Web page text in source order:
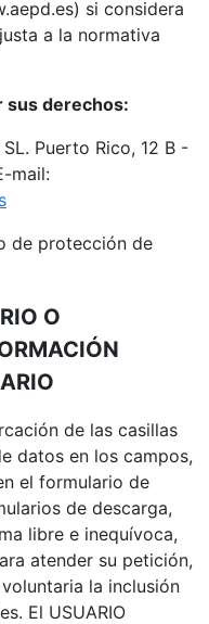
si considera
a la normativa
sus derechos:
Puerto Rico, 12 B -
mail:
de protección de
O
de las casillas
datos en los campos,
el formulario de
de descarga,
libre e inequívoca,
atender su petición,
la inclusión
El USUARIO